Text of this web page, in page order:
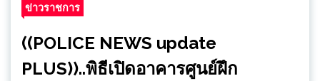
ข่าวราชการ
((POLICE NEWS update
PLUS))..พิธีเปิดอาคารศูนย์ฝึก